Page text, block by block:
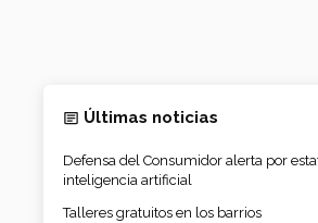
Últimas noticias
Defensa del Consumidor alerta por
inteligencia artificial
Talleres gratuitos en los barrios